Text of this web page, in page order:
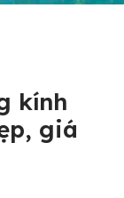
kính
giá